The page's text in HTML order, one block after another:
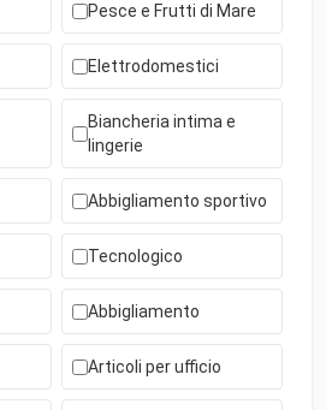
Pesce e Frutti di Mare
Elettrodomestici
Biancheria intima e
lingerie
Abbigliamento sportivo
Tecnologico
Abbigliamento
Articoli per ufficio